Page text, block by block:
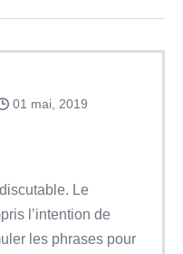
01 mai, 2019
Le
l’intention de
les phrases pour